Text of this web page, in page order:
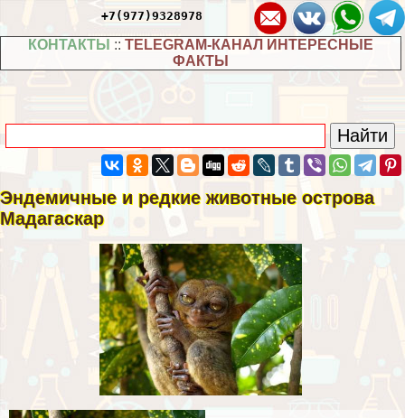
+7(977)9328978
КОНТАКТЫ :: TELEGRAM-КАНАЛ ИНТЕРЕСНЫЕ
ФАКТЫ
Эндемичные и редкие животные острова
Мадагаскар